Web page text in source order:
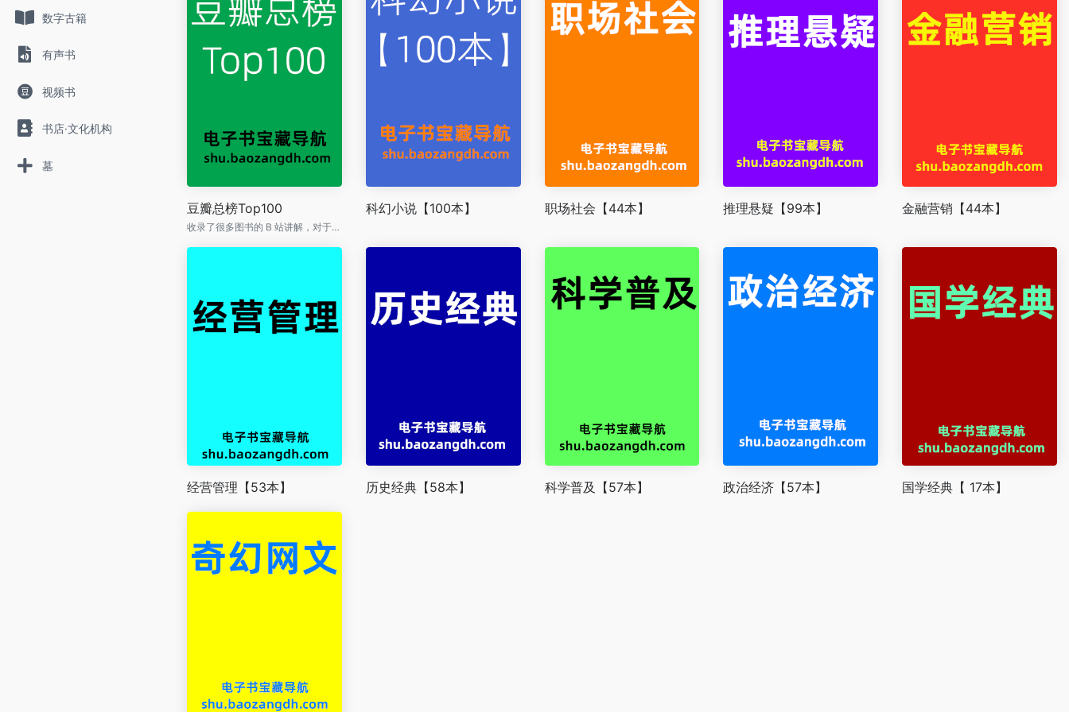
数字古籍
有声书
视频书
书店·文化机构
墓
豆瓣总榜Top100
收录了很多图书的 B 站讲解，对于懒得阅读的人来说，应该挺有用的。
科幻小说【100本】 职场社会【44本】 推理悬疑【99本】 金融营销【44本】
经营管理【53本】 历史经典【58本】 科学普及【57本】 政治经济【57本】 国学经典【 17本】